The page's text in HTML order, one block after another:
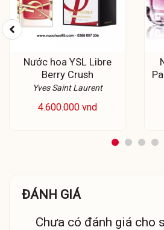
Nước hoa YSL Libre
Berry Crush
Yves Saint Laurent
4.600.000 vnd
ĐÁNH GIÁ
Chưa có đánh giá cho